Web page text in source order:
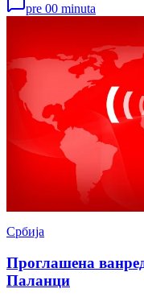
pre 00 minuta
Србија
Проглашена
Паланци